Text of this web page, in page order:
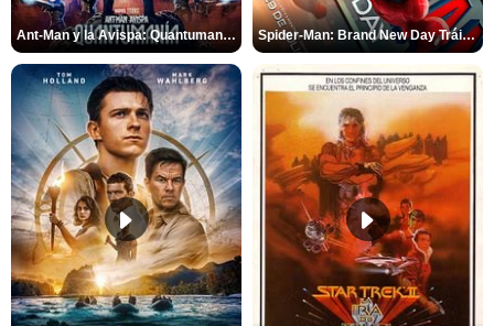
Ant-Man y la Avispa: Quantumanía Tráiler (2) Spider-Man: Brand New Day Tráiler (3)